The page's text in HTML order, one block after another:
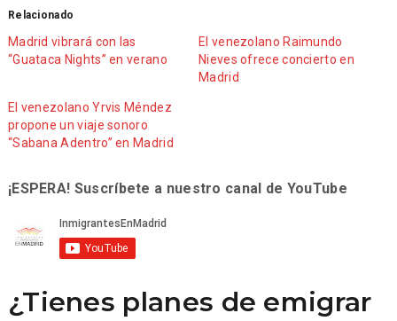
Relacionado
Madrid vibrará con las
“Guataca Nights” en verano
El venezolano Raimundo
Nieves ofrece concierto en
Madrid
El venezolano Yrvis Méndez
propone un viaje sonoro
“Sabana Adentro” en Madrid
¡ESPERA! Suscríbete a nuestro canal de YouTube
¿Tienes planes de emigrar